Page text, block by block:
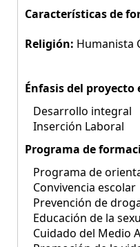
Características de
Religión: Humanista
Énfasis del proyecto
Desarrollo integral
Inserción Laboral
Programa de
Programa de
Convivencia escolar
Prevención de
Educación de la
Cuidado del Medio